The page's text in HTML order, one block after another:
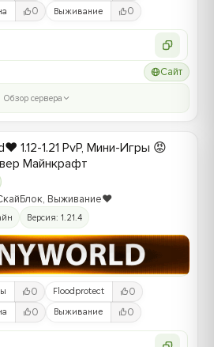
0 Выживание 0
Сайт
Обзор сервера
1.12-1.21 PvP, Мини-Игры 😡
Майнкрафт
Выживание❤️
Версия: 1.21.4
0 Floodprotect 0
0 Выживание 0